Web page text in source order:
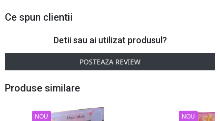
Ce spun clientii
Detii sau ai utilizat produsul?
POSTEAZA REVIEW
Produse similare
NOU NOU